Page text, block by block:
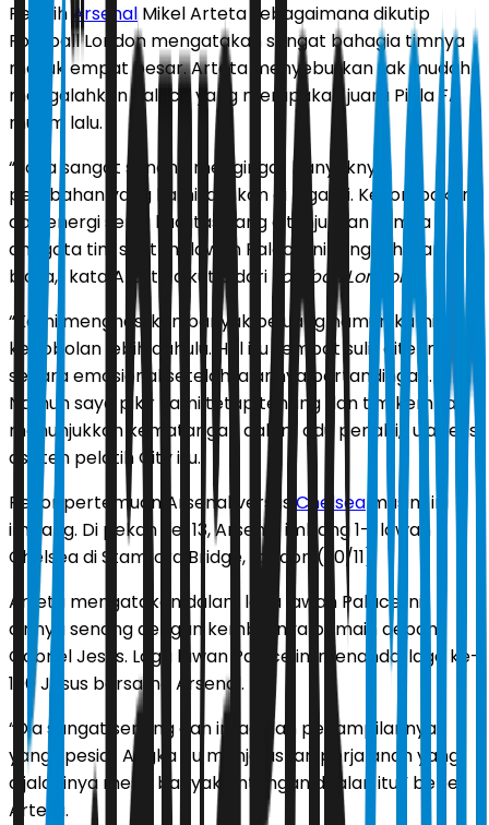
PelatihArsenalMikel Arteta sebagaimana dikutip
Football London mengatakan sangat bahagia timnya
masuk empat besar. Arteta menyebutkan tak mudah
mengalahkan Palace yang merupakan juara Piala FA
musim lalu.
“Saya sangat senang mengingat banyaknya
perubahan yang kami lakukan di laga ini. Kekompakan
dan energi serta kualitas yang ditunjukkan semua
anggota tim saat melawan Palace ini sungguh luar
biasa,” kata Arteta dikutip dariFootball London
“Kami menghasilkan banyak peluang namun kami
kebobolan lebih dahulu. Hal itu sempat sulit diterima
secara emosional setelah jalannya pertandingan.
Namun saya pikir kami tetap tenang dan tim kembali
menunjukkan kematangan dalam adu penalti,” ujar eks
asisten pelatih City itu.
Rekor pertemuan Arsenal versus Chelseamusim ini
imbang. Di pekan ke-13, Arsenal imbang 1-1 lawan
Chelsea di Stamford Bridge, London (30/11).
Arteta mengatakan dalam laga lawan Palace ini
dirinya senang dengan kembalinya pemain depan
Gabriel Jesus. Laga lawan Palace ini menandai laga ke-
100 Jesus bersama Arsenal.
“Dia sangat senang dan ini adalah penampilannya
yang spesial. Angka itu menjelaskan perjalanan yang
dijalaninya meski banyak rintangan di jalan itu,” beber
Arteta.